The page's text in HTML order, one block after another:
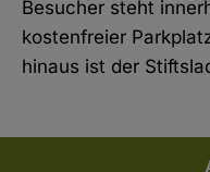
Besucher steht
kostenfreier
hinaus ist der